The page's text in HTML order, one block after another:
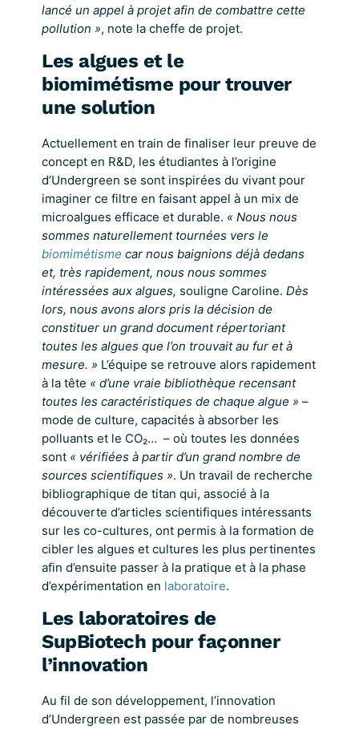
lancé un appel à projet afin de combattre cette
pollution », note la cheffe de projet.
Les algues et le
biomimétisme pour trouver
une solution
Actuellement en train de finaliser leur preuve de
concept en R&D, les étudiantes à l’origine
d’Undergreen se sont inspirées du vivant pour
imaginer ce filtre en faisant appel à un mix de
microalgues efficace et durable. « Nous nous
sommes naturellement tournées vers le
biomimétisme car nous baignions déjà dedans
et, très rapidement, nous nous sommes
intéressées aux algues, souligne Caroline. Dès
lors, nous avons alors pris la décision de
constituer un grand document répertoriant
toutes les algues que l’on trouvait au fur et à
mesure. » L’équipe se retrouve alors rapidement
à la tête « d’une vraie bibliothèque recensant
toutes les caractéristiques de chaque algue » –
mode de culture, capacités à absorber les
polluants et le CO₂… – où toutes les données
sont « vérifiées à partir d’un grand nombre de
sources scientifiques ». Un travail de recherche
bibliographique de titan qui, associé à la
découverte d’articles scientifiques intéressants
sur les co-cultures, ont permis à la formation de
cibler les algues et cultures les plus pertinentes
afin d’ensuite passer à la pratique et à la phase
d’expérimentation en laboratoire.
Les laboratoires de
SupBiotech pour façonner
l’innovation
Au fil de son développement, l’innovation
d’Undergreen est passée par de nombreuses